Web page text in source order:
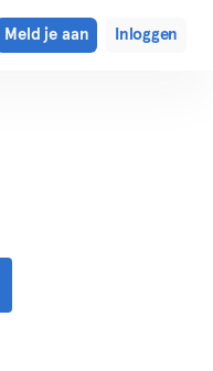
Meld je aan Inloggen